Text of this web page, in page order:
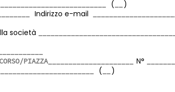
(
)
Indirizzo e-mail
società
N°
( )